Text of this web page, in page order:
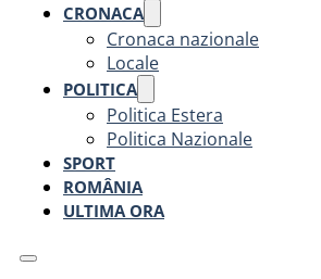
CRONACA
Cronaca nazionale
Locale
POLITICA
Politica Estera
Politica Nazionale
SPORT
ROMÂNIA
ULTIMA ORA